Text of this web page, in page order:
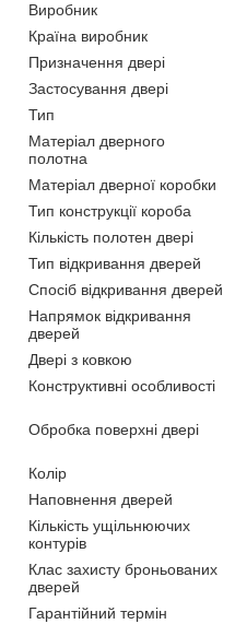
Виробник
Країна виробник
Призначення двері
Застосування двері
Тип
Матеріал дверного
полотна
Матеріал дверної коробки
Тип конструкції короба
Кількість полотен двері
Тип відкривання дверей
Спосіб відкривання дверей
Напрямок відкривання
дверей
Двері з ковкою
Конструктивні особливості
Обробка поверхні двері
Колір
Наповнення дверей
Кількість ущільнюючих
контурів
Клас захисту броньованих
дверей
Гарантійний термін